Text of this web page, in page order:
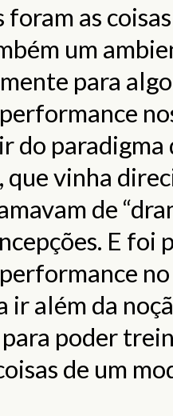
foram as
um
para
do
vinha
de
E foi
ir além da
poder
de um